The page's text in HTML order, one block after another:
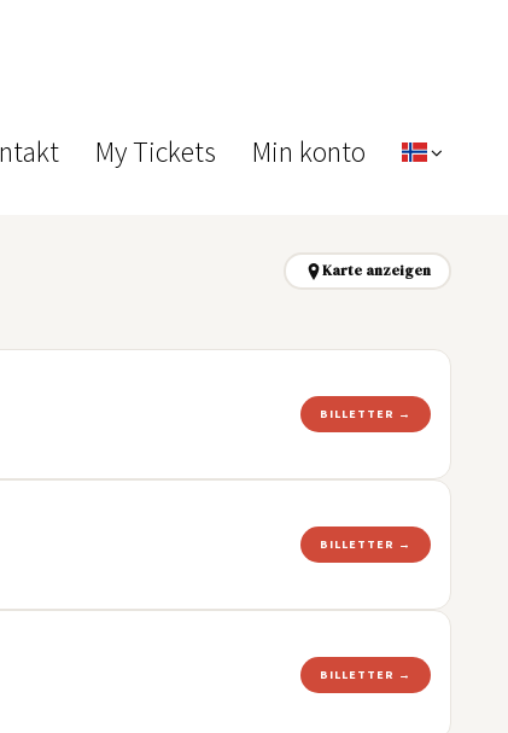
My Tickets Min konto
Karte anzeigen
BILLETTER →
BILLETTER →
BILLETTER →